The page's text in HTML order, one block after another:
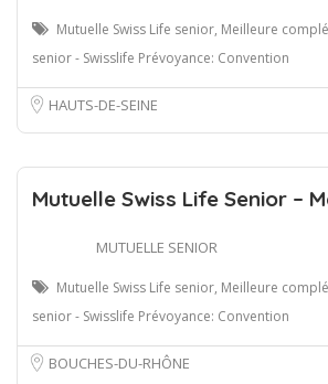
Mutuelle Swiss Life senior, Meilleure
senior - Swisslife Prévoyance: Convention
HAUTS-DE-SEINE
Mutuelle Swiss Life Senior –
MUTUELLE SENIOR
Mutuelle Swiss Life senior, Meilleure
senior - Swisslife Prévoyance: Convention
BOUCHES-DU-RHÔNE